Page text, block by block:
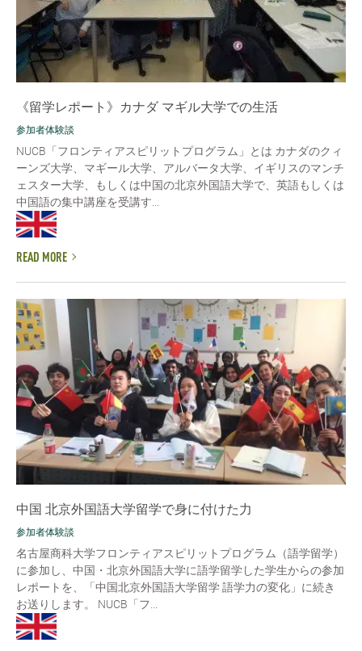
《留学レポート》カナダ マギル大学での生活
参加者体験談
NUCB「フロンティアスピリットプログラム」とは カナダのクィ
ーンズ大学、マギール大学、アルバータ大学、イギリスのマンチ
ェスター大学、もしくは中国の北京外国語大学で、英語もしくは
中国語の集中講座を受講す...
READ MORE
中国 北京外国語大学留学で身に付けた力
参加者体験談
名古屋商科大学フロンティアスピリットプログラム（語学留学）
に参加し、中国・北京外国語大学に語学留学した学生からの参加
レポートを、「中国北京外国語大学留学 語学力の変化」に続き
お送りします。 NUCB「フ...